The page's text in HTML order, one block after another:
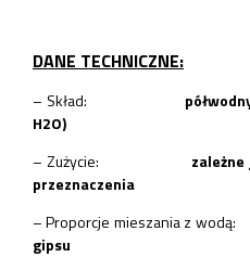
DANE TECHNICZNE:
– Skład:
H2O)
– Zużycie:
przeznaczenia
– Proporcje mieszania z wodą:
gipsu